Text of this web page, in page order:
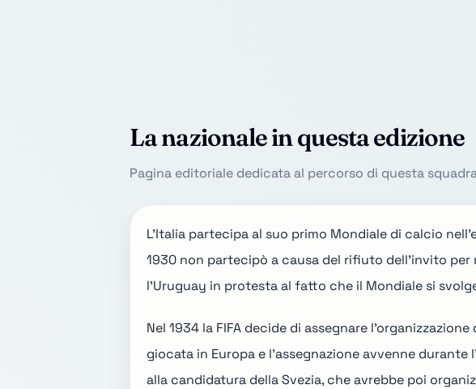
La nazionale in questa edizione
Pagina editoriale dedicata al percorso di questa
L'Italia partecipa al suo primo Mondiale di calcio nell'
1930 non partecipò a causa del rifiuto dell'invito
l'Uruguay in protesta al fatto che il Mondiale si
Nel 1934 la FIFA decide di assegnare
giocata in Europa e l'assegnazione avvenne
alla candidatura della Svezia, cheavrebbe poi